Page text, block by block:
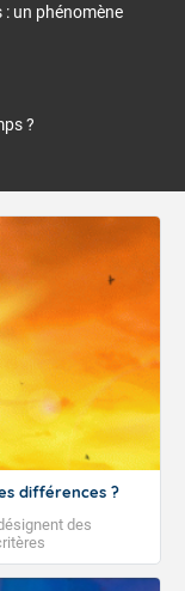
: un phénomène
?
différences ?
des
de chaleur qui